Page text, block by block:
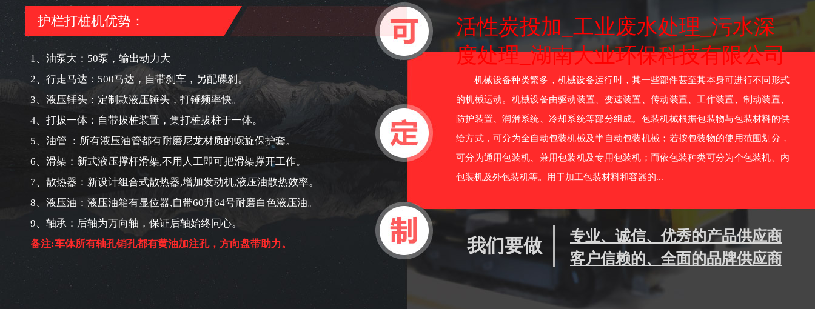
护栏打桩机优势：
1、油泵大：50泵，输出动力大
2、行走马达：500马达，自带刹车，另配碟刹。
3、液压锤头：定制款液压锤头，打锤频率快。
4、打拔一体：自带拔桩装置，集打桩拔桩于一体。
5、油管 ：所有液压油管都有耐磨尼龙材质的螺旋保护套。
6、滑架：新式液压撑杆滑架,不用人工即可把滑架撑开工作。
7、散热器：新设计组合式散热器,增加发动机,液压油散热效率。
8、液压油：液压油箱有显位器,自带60升64号耐磨白色液压油。
9、轴承：后轴为万向轴，保证后轴始终同心。
备注:车体所有轴孔销孔都有黄油加注孔，方向盘带助力。
活性炭投加_工业废水处理_污水深
度处理_湖南大业环保科技有限公司
机械设备种类繁多，机械设备运行时，其一些部件甚至其本身可进行不同形式
的机械运动。机械设备由驱动装置、变速装置、传动装置、工作装置、制动装置、
防护装置、润滑系统、冷却系统等部分组成。包装机械根据包装物与包装材料的供
给方式，可分为全自动包装机械及半自动包装机械；若按包装物的使用范围划分，
可分为通用包装机、兼用包装机及专用包装机；而依包装种类可分为个包装机、内
包装机及外包装机等。用于加工包装材料和容器的...
我们要做
专业、诚信、优秀的产品供应商
客户信赖的、全面的品牌供应商